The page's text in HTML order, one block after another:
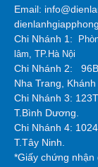
Email:
Chi Nhánh 1:
lâm, TP.Hà Nội
Chi Nhánh 2:
Nha Trang, Khánh
Chi Nhánh 3:
T.Bình Dương.
Chi Nhánh 4:
T.Tây Ninh.
*Giấy chứng nhận